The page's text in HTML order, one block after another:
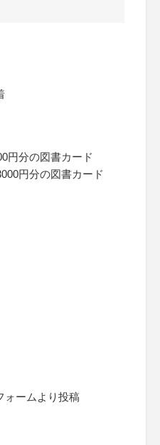
円分の図書カード
円分の図書カード
ォームより投稿